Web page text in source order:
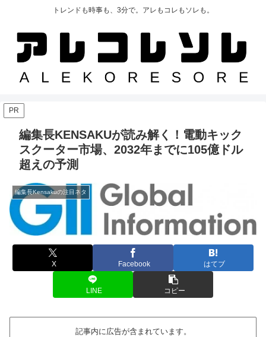
トレンドも時事も、3分で。アレもコレもソレも。
PR
編集長KENSAKUが読み解く！電動キック
スクーター市場、2032年までに105億ドル
超えの予測
編集長Kensakuの注目ネタ
X Facebook はてブ
LINE コピー
記事内に広告が含まれています。